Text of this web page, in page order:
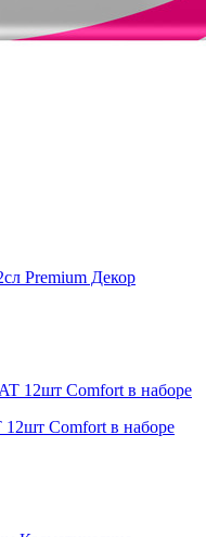
Premium Декор
Comfort в наборе